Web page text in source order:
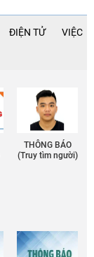
ĐIỆN TỬ VIỆC
THÔNG BÁO
(Truy tìm người)